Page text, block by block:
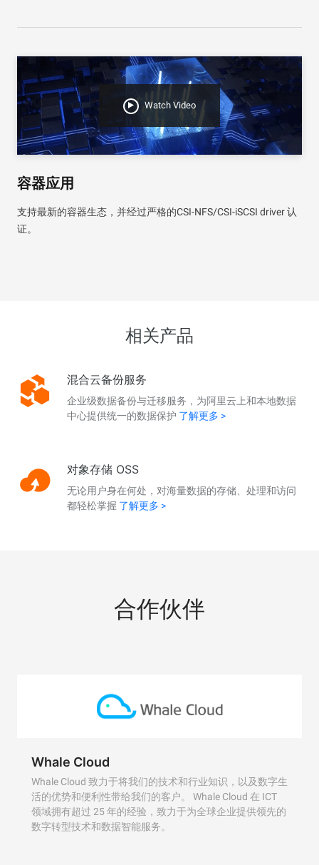
Watch Video
容器应用
支持最新的容器生态，并经过严格的CSI-NFS/CSI-iSCSI driver 认
证。
相关产品
混合云备份服务
企业级数据备份与迁移服务，为阿里云上和本地数据
中心提供统一的数据保护 了解更多 >
对象存储 OSS
无论用户身在何处，对海量数据的存储、处理和访问
都轻松掌握 了解更多 >
合作伙伴
Whale Cloud
Whale Cloud 致力于将我们的技术和行业知识，以及数字生
活的优势和便利性带给我们的客户。 Whale Cloud 在 ICT
领域拥有超过 25 年的经验，致力于为全球企业提供领先的
数字转型技术和数据智能服务。